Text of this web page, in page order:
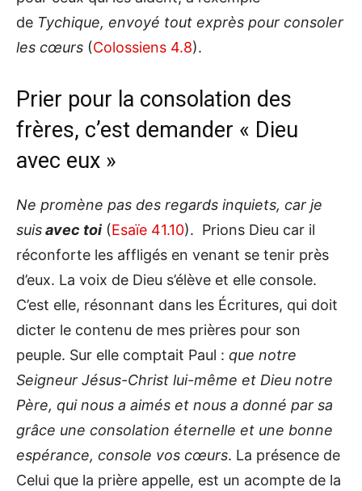
de Tychique, envoyé tout exprès pour consoler
les cœurs (Colossiens 4.8).
Prier pour la consolation des
frères, c’est demander « Dieu
avec eux »
Ne promène pas des regards inquiets, car je
suisavec toi (Esaïe 41.10). Prions Dieu car il
réconforte les affligés en venant se tenir près
d’eux. La voix de Dieu s’élève et elle console.
C’est elle, résonnant dans les Écritures, qui doit
dicter le contenu de mes prières pour son
peuple. Sur elle comptait Paul : que notre
Seigneur Jésus-Christ lui-même et Dieu notre
Père, qui nous a aimés et nous a donné par sa
grâce une consolation éternelle et une bonne
espérance, console vos cœurs. La présence de
Celui que la prière appelle, est un acompte de la